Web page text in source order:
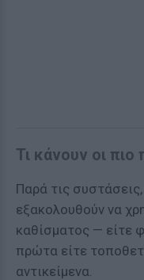
Τι κάνουν οι πιο
Παρά τις
εξακολουθούν να
καθίσματος — είτε
πρώτα είτε
αντικείμενα.